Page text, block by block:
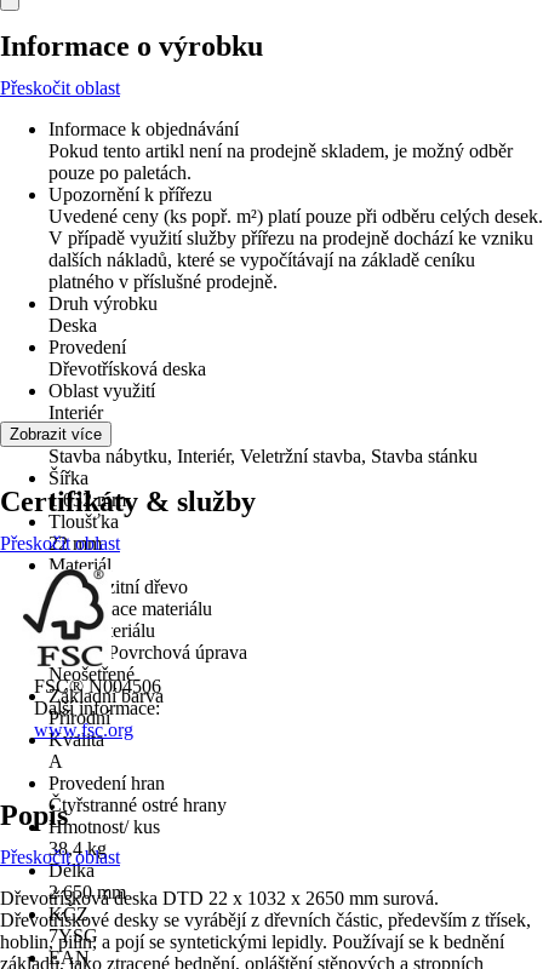
Informace o výrobku
Přeskočit oblast
Informace k objednávání
Pokud tento artikl není na prodejně skladem, je možný odběr
pouze po paletách.
Upozornění k přířezu
Uvedené ceny (ks popř. m²) platí pouze při odběru celých desek.
V případě využití služby přířezu na prodejně dochází ke vzniku
dalších nákladů, které se vypočítávají na základě ceníku
platného v příslušné prodejně.
Druh výrobku
Deska
Provedení
Dřevotřísková deska
Oblast využití
Interiér
Využití
Stavba nábytku, Interiér, Veletržní stavba, Stavba stánku
Šířka
1 032 mm
Tloušťka
22 mm
Materiál
Kompozitní dřevo
Specifikace materiálu
Mix materiálu
Povrch/Povrchová úprava
Neošetřené
Základní barva
Přírodní
Kvalita
A
Provedení hran
Čtyřstranné ostré hrany
Hmotnost/ kus
38,4 kg
Délka
2 650 mm
KČZ
7YSG
EAN
Zobrazit více
Certifikáty & služby
Přeskočit oblast
FSC® N004506
Další informace:
www.fsc.org
Popis
Přeskočit oblast
Dřevotřísková deska DTD 22 x 1032 x 2650 mm surová.
Dřevotřískové desky se vyrábějí z dřevních částic, především z třísek,
hoblin, pilin, a pojí se syntetickými lepidly. Používají se k bednění
základů, jako ztracené bednění, opláštění stěnových a stropních